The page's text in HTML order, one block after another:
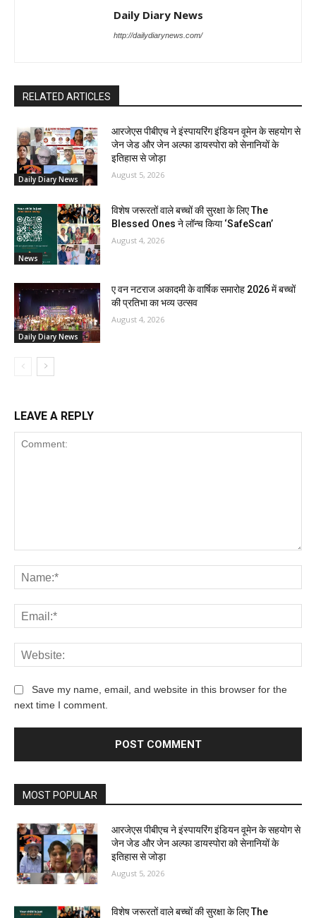
Daily Diary News
http://dailydiarynews.com/
RELATED ARTICLES
Daily Diary News
आरजेएस पीबीएच ने इंस्पायरिंग इंडियन वूमेन के सहयोग से
जेन जेड और जेन अल्फा डायस्पोरा को सेनानियों के
इतिहास से जोड़ा
August 5, 2026
News
विशेष जरूरतों वाले बच्चों की सुरक्षा के लिए The
Blessed Ones ने लॉन्च किया ‘SafeScan’
August 4, 2026
Daily Diary News
ए वन नटराज अकादमी के वार्षिक समारोह 2026 में बच्चों
की प्रतिभा का भव्य उत्सव
August 4, 2026
LEAVE A REPLY
Save my name, email, and website in this browser for the
next time I comment.
MOST POPULAR
आरजेएस पीबीएच ने इंस्पायरिंग इंडियन वूमेन के सहयोग से
जेन जेड और जेन अल्फा डायस्पोरा को सेनानियों के
इतिहास से जोड़ा
August 5, 2026
विशेष जरूरतों वाले बच्चों की सुरक्षा के लिए The